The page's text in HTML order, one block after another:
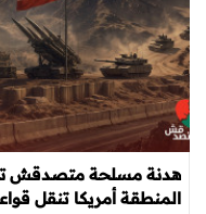
هدنة مسلحة متصدقش
المنطقة أمريكا تنقل